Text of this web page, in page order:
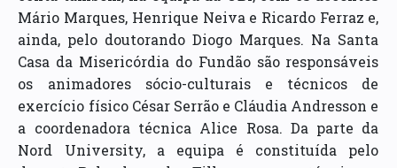
Mário Marques, Henrique Neiva e Ricardo Ferraz e,
ainda, pelo doutorando Diogo Marques. Na Santa
Casa da Misericórdia do Fundão são responsáveis
os animadores sócio-culturais e técnicos de
exercício físico César Serrão e Cláudia Andresson e
a coordenadora técnica Alice Rosa. Da parte da
Nord University, a equipa é constituída pelo